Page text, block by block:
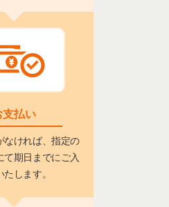
支払い
なければ、指定の
て期日までにご入
します。